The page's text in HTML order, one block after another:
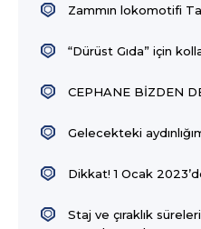
Zammın lokomotifi
“Dürüst Gıda” için
CEPHANE BİZDEN
Gelecekteki
Dikkat! 1 Ocak
Staj ve çıraklık